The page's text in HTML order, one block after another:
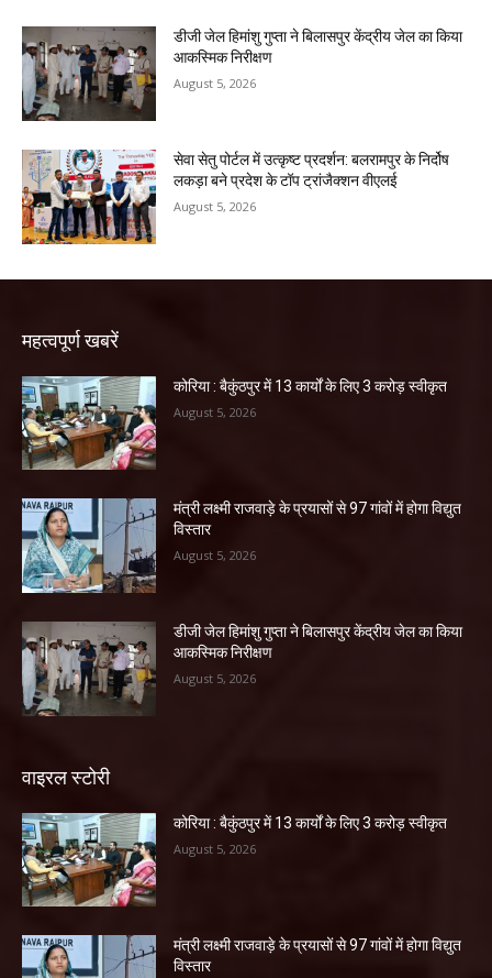
डीजी जेल हिमांशु गुप्ता ने बिलासपुर केंद्रीय जेल का किया
आकस्मिक निरीक्षण
August 5, 2026
सेवा सेतु पोर्टल में उत्कृष्ट प्रदर्शन: बलरामपुर के निर्दोष
लकड़ा बने प्रदेश के टॉप ट्रांजैक्शन वीएलई
August 5, 2026
महत्वपूर्ण खबरें
कोरिया : बैकुंठपुर में 13 कार्यों के लिए 3 करोड़ स्वीकृत
August 5, 2026
मंत्री लक्ष्मी राजवाड़े के प्रयासों से 97 गांवों में होगा विद्युत
विस्तार
August 5, 2026
डीजी जेल हिमांशु गुप्ता ने बिलासपुर केंद्रीय जेल का किया
आकस्मिक निरीक्षण
August 5, 2026
वाइरल स्टोरी
कोरिया : बैकुंठपुर में 13 कार्यों के लिए 3 करोड़ स्वीकृत
August 5, 2026
मंत्री लक्ष्मी राजवाड़े के प्रयासों से 97 गांवों में होगा विद्युत
विस्तार